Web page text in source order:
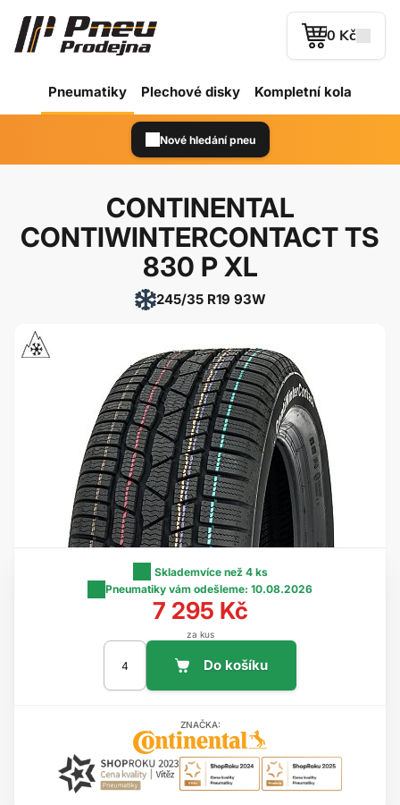
0 Kč
Pneumatiky Plechové disky Kompletní kola
Nové hledání pneu
CONTINENTAL
CONTIWINTERCONTACT TS
830 P XL
245/35 R19 93W
Sklademvíce než 4 ks
Pneumatiky vám odešleme: 10.08.2026
7 295 Kč
za kus
ZNAČKA: